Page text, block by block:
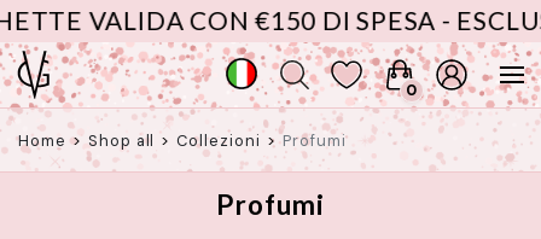
VALIDA CON €150 DI SPESA -
0
Home > Shop all > Collezioni > Profumi
Profumi